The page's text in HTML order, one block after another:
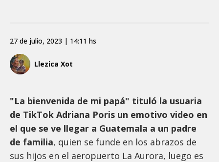
Llezica Xot
27 de julio, 2023 | 14:11 hs
"La bienvenida de mi papá" tituló la usuaria
de TikTok Adriana Poris un emotivo video en
el que se ve llegar a Guatemala a un padre
de familia, quien se funde en los abrazos de
sus hijos en el aeropuerto La Aurora, luego es